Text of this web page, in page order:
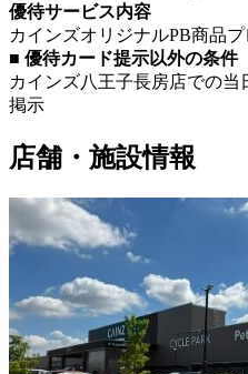
優待サービス内容
カインズオリジナルPB商品プ
■ 優待カード提示以外の条件
カインズ八王子長房店での当
掲示
店舗・施設情報